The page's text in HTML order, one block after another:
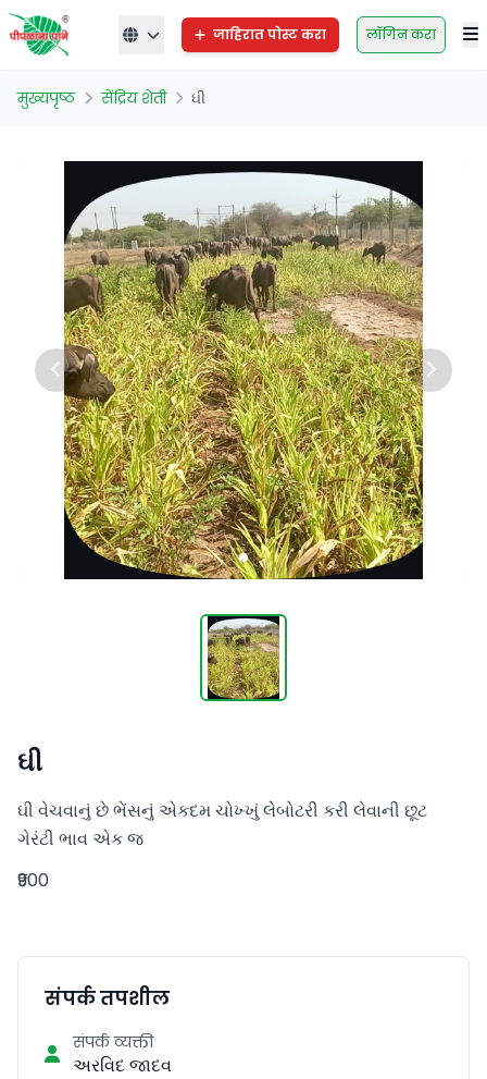
जाहिरात पोस्ट करा लॉगिन करा
मुख्यपृष्ठ सेंद्रिय शेती ઘી
ઘી
ઘી વેચવાનું છે ભેંસનું એકદમ ચોખ્ખું લેબોટરી કરી લેવાની છૂટ
ગેરંટી ભાવ એક જ
₹900
संपर्क तपशील
संपर्क व्यक्ती
અરવિદ જાદવ